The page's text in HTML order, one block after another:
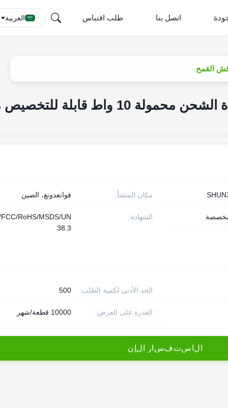
اتصل بنا طلب اقتباس العربية
حزمة بطارية قابلة لإعادة الشحن محمولة 10 واط قابلة
مكان المنشأ: قوانغدونغ، الصين
الشهادة:
RoHS/MSDS/UN
38.3
مخصصة
الحد الأدنى لكمية الطلب: 500
القدرة على العرض: 10000 قطعة/شهر
ل ستفس ر ل ن